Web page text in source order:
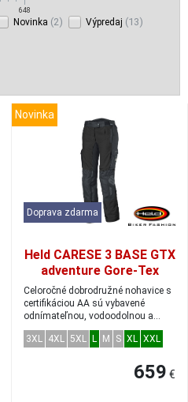
648
Novinka (2) Výpredaj (13)
Novinka
Doprava zdarma
Held CARESE 3 BASE GTX
adventure Gore-Tex
nohavice čierne veľkosť L
Celoročné dobrodružné nohavice s
certifikáciou AA sú vybavené
odnímateľnou, vodoodolnou a
prodyšnou ...
3XL 4XL 5XL L M S XL XXL
659 €